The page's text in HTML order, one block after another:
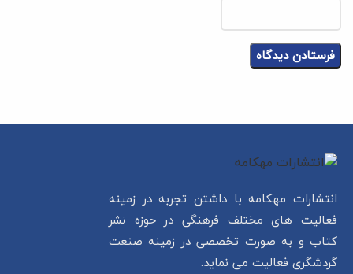
انتشارات مهکامه با داشتن تجربه در زمینه
فعالیت های مختلف فرهنگی در حوزه نشر
کتاب و به صورت تخصصی در زمینه صنعت
گردشگری فعالیت می نماید.